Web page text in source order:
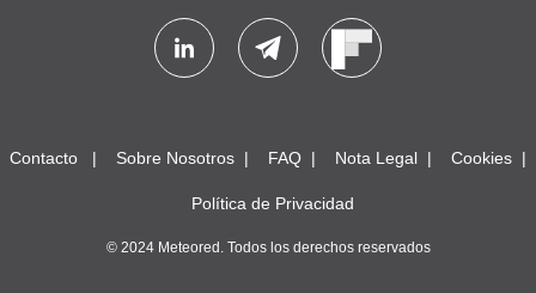
Contacto Sobre Nosotros FAQ Nota Legal Cookies
Política de Privacidad
© 2024 Meteored. Todos los derechos reservados